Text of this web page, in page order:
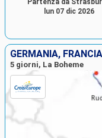
Partenza da
lun 07 dic 2026
GERMANIA, FRANCIA
5 giorni, La Boheme